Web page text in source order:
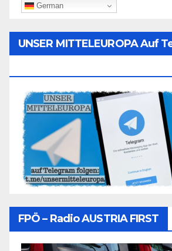
German
UNSER MITTELEUROPA Auf
FPÖ – Radio AUSTRIA FIRST